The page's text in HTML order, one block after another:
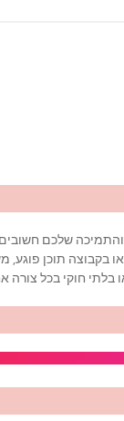
שלכם
בקבוצה תוכן פוגע,
בלתי חוקי בכל